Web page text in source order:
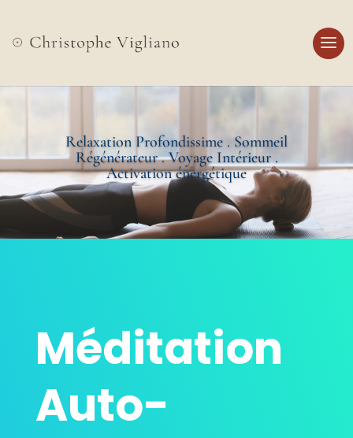
Relaxation Profondissime . Sommeil
Régénérateur . Voyage Intérieur .
Activation énergétique
Méditation
Auto-